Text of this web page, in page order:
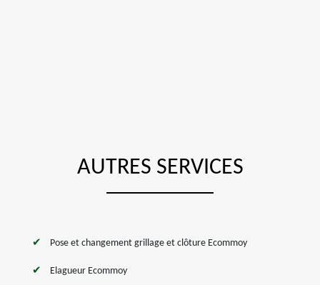
AUTRES SERVICES
Pose et changement grillage et clôture Ecommoy
Elagueur Ecommoy